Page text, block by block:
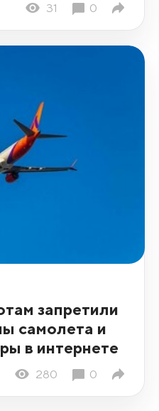
31 0
запретили
самолета и
в интернете
280 0